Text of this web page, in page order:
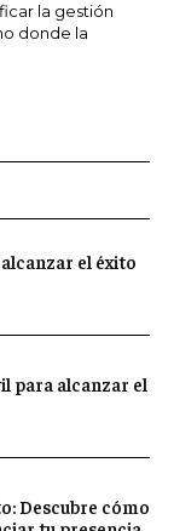
la gestión
donde la
el éxito
para alcanzar el
Descubre cómo